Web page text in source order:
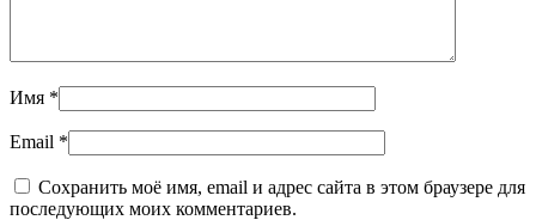
Имя *
Email *
Сохранить моё имя, email и адрес сайта в этом браузере для
последующих моих комментариев.